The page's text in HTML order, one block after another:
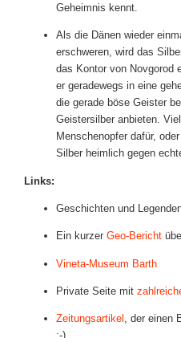
Geheimnis kennt.
Als die Dänen wieder
erschweren, wird das
das Kontor von Novgorod
er geradewegs in eine
die gerade böse Geister
Geistersilber anbieten.
Menschenopfer dafür,
Silber heimlich gegen
Links:
Geschichten und
Ein kurzer Geo-Bericht
Vineta-Museum Barth
Private Seite mit
Zeitungsartikel , der einen
:-)